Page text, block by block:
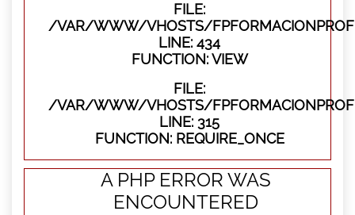
FILE:
/VAR/WWW/VHOSTS/
LINE: 434
FUNCTION: VIEW
FILE:
/VAR/WWW/VHOSTS/
LINE: 315
FUNCTION: REQUIRE_ONCE
A PHP ERROR WAS
ENCOUNTERED